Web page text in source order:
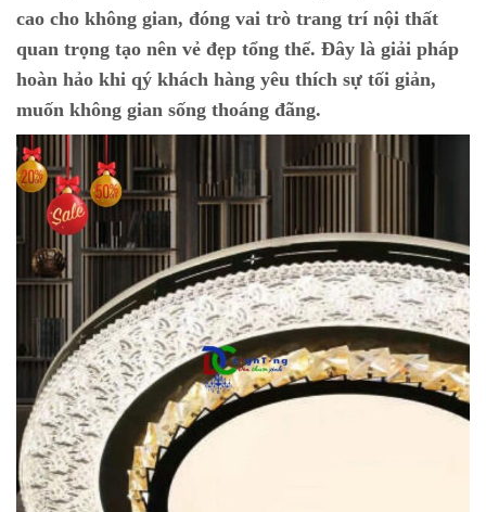
cao cho không gian, đóng vai trò trang trí nội thất
quan trọng tạo nên vẻ đẹp tổng thể. Đây là giải pháp
hoàn hảo khi qý khách hàng yêu thích sự tối giản,
muốn không gian sống thoáng đãng.